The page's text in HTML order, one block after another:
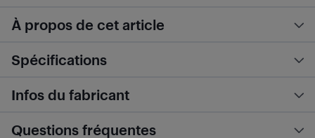
À propos de cet article
Spécifications
Infos du fabricant
Questions fréquentes